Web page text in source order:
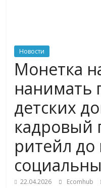
Портал
онлайн-
торговле,
сервисах
Новости
Монетка
нанимать
детских
кадровый
ритейл
22.04.2026 Ecomhub